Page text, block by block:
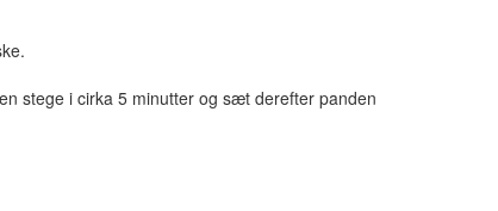
stege i cirka 5 minutter og sæt derefter panden